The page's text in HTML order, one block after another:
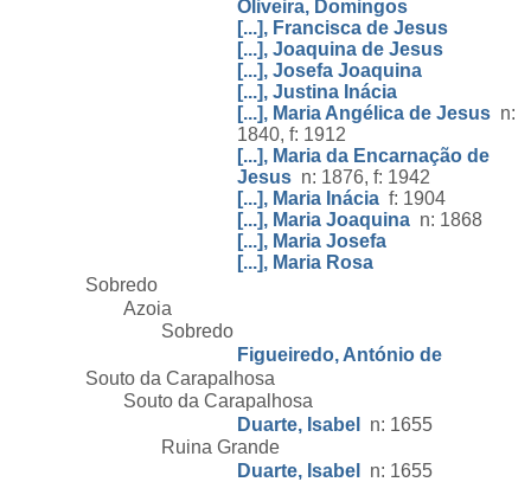
Oliveira, Domingos
[...], Francisca de Jesus
[...], Joaquina de Jesus
[...], Josefa Joaquina
[...], Justina Inácia
[...], Maria Angélica de Jesus n:
1840, f: 1912
[...], Maria da Encarnação de
Jesus n: 1876, f: 1942
[...], Maria Inácia f: 1904
[...], Maria Joaquina n: 1868
[...], Maria Josefa
[...], Maria Rosa
Sobredo
Azoia
Sobredo
Figueiredo, António de
Souto da Carapalhosa
Souto da Carapalhosa
Duarte, Isabel
n: 1655
Ruina Grande
Duarte, Isabel
n: 1655